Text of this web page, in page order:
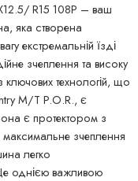
R15 108P – ваш
яка створена
екстремальній їзді
зчеплення та високу
ключових технологій, що
M/T P.O.R., є
є протектором з
зчеплення
легко
однією важливою